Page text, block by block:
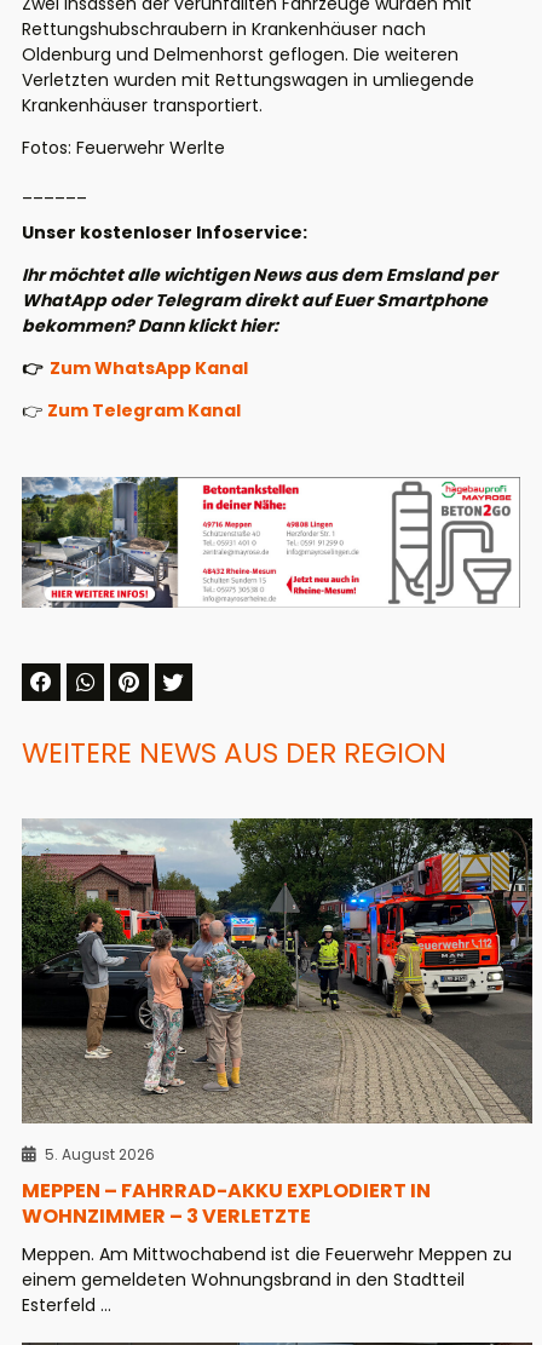
Rettungshubschraubern in Krankenhäuser nach
Oldenburg und Delmenhorst geflogen. Die weiteren
Verletzten wurden mit Rettungswagen in umliegende
Krankenhäuser transportiert.
Fotos: Feuerwehr Werlte
Unser kostenloser Infoservice:
Ihr möchtet alle wichtigen News aus dem Emsland per
WhatApp oder Telegram direkt auf Euer Smartphone
bekommen? Dann klickt hier:
👉 Zum WhatsApp Kanal
👉 Zum Telegram Kanal
WEITERE NEWS AUS DER REGION
5. August 2026
MEPPEN – FAHRRAD-AKKU EXPLODIERT IN
WOHNZIMMER – 3 VERLETZTE
Meppen. Am Mittwochabend ist die Feuerwehr Meppen zu
einem gemeldeten Wohnungsbrand in den Stadtteil
Esterfeld ...